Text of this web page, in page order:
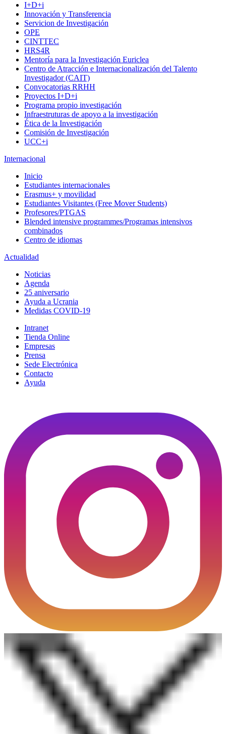
I+D+i
Innovación y Transferencia
Servicion de Investigación
OPE
CINTTEC
HRS4R
Mentoría para la Investigación Euriclea
Centro de Atracción e Internacionalización del Talento
Investigador (CAIT)
Convocatorias RRHH
Proyectos I+D+i
Programa propio investigación
Infraestruturas de apoyo a la investigación
Ética de la Investigación
Comisión de Investigación
UCC+i
Internacional
Inicio
Estudiantes internacionales
Erasmus+ y movilidad
Estudiantes Visitantes (Free Mover Students)
Profesores/PTGAS
Blended intensive programmes/Programas intensivos
combinados
Centro de idiomas
Actualidad
Noticias
Agenda
25 aniversario
Ayuda a Ucrania
Medidas COVID-19
Intranet
Tienda Online
Empresas
Prensa
Sede Electrónica
Contacto
Ayuda